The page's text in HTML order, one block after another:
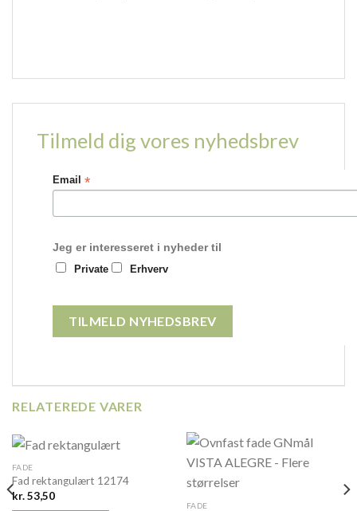
Tilmeld dig vores nyhedsbrev
Email *
Jeg er interesseret i nyheder til
Private Erhverv
RELATEREDE VARER
FADE
Fad rektangulært 12174
kr.53,50
FADE